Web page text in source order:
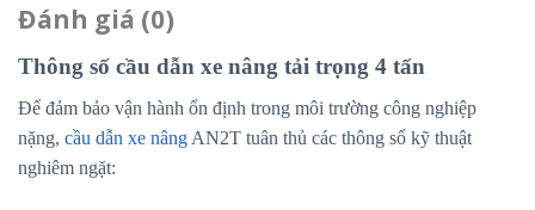
Đánh giá (0)
Thông số cầu dẫn xe nâng tải trọng 4 tấn
Để đảm bảo vận hành ổn định trong môi trường công nghiệp
nặng, cầu dẫn xe nâng AN2T tuân thủ các thông số kỹ thuật
nghiêm ngặt: